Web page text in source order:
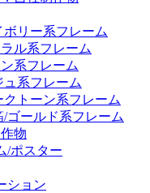
リー系フレーム
ル系フレーム
系フレーム
ュ系フレーム
クトーン系フレーム
/ゴールド系フレーム
物
/ポスター
ション